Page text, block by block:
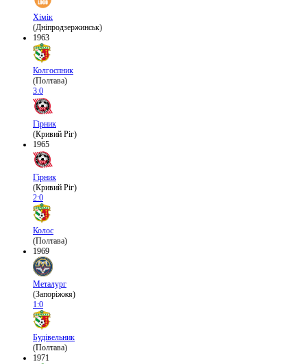
Хімік
(Дніпродзержинськ)
1963
Колгоспник
(Полтава)
3:0
Гірник
(Кривий Ріг)
1965
Гірник
(Кривий Ріг)
2:0
Колос
(Полтава)
1969
Металург
(Запоріжжя)
1:0
Будівельник
(Полтава)
1971